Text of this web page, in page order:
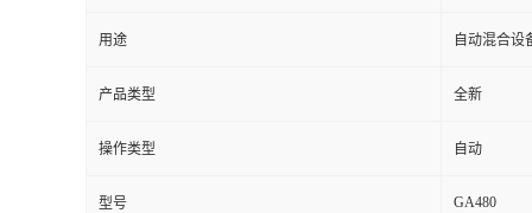
用途 自动混合设
产品类型 全新
操作类型 自动
型号 GA480